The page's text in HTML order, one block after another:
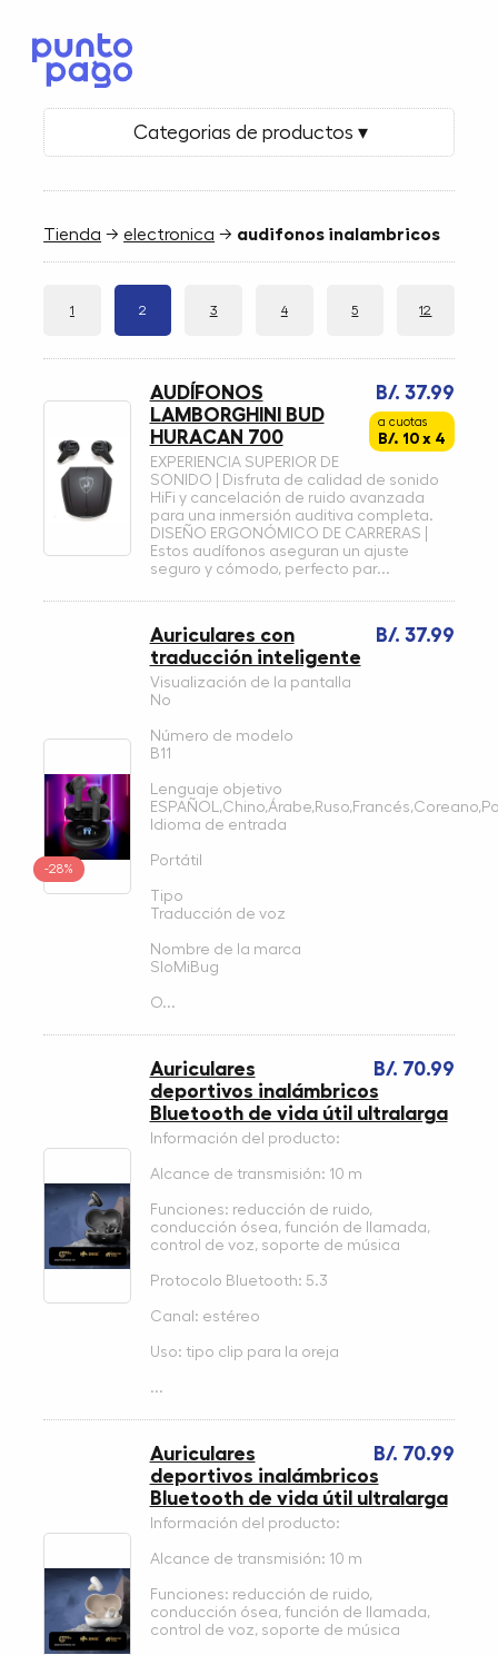
Categorias de productos ▾
Tienda →electronica → audifonos inalambricos
1 2 3 4 5 12
B/. 37.99
a cuotas
B/. 10 x 4
AUDÍFONOS
LAMBORGHINI BUD
HURACAN 700
EXPERIENCIA SUPERIOR DE
SONIDO | Disfruta de calidad de sonido
HiFi y cancelación de ruido avanzada
para una inmersión auditiva completa.
DISEÑO ERGONÓMICO DE CARRERAS |
Estos audífonos aseguran un ajuste
seguro y cómodo, perfecto par...
-28%
B/. 37.99
Auriculares con
traducción inteligente
Visualización de la pantalla
No
Número de modelo
B11
Lenguaje objetivo
Idioma de entrada
Portátil
Tipo
Traducción de voz
Nombre de la marca
SloMiBug
O...
B/. 70.99
Auriculares
deportivos inalámbricos
Bluetooth de vida útil ultralarga
Información del producto:
Alcance de transmisión: 10 m
Funciones: reducción de ruido,
conducción ósea, función de llamada,
control de voz, soporte de música
Protocolo Bluetooth: 5.3
Canal: estéreo
Uso: tipo clip para la oreja
...
B/. 70.99
Auriculares
deportivos inalámbricos
Bluetooth de vida útil ultralarga
Información del producto:
Alcance de transmisión: 10 m
Funciones: reducción de ruido,
conducción ósea, función de llamada,
control de voz, soporte de música